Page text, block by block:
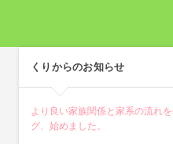
くりからのお知らせ
より良い家族関係と家系の流れ
グ、始めました。